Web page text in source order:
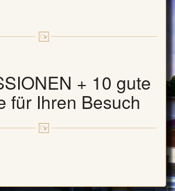
+ 10 gute
für Ihren Besuch